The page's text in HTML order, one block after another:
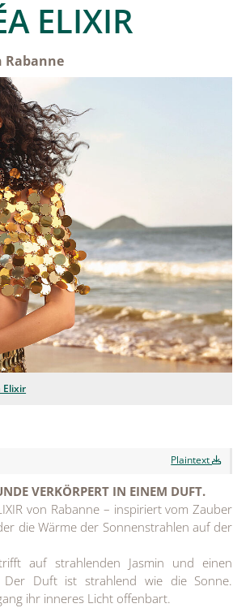
ELIXIR
Rabanne
Elixir
Plaintext
VERKÖRPERT IN EINEM DUFT.
von Rabanne – inspiriert vom Zauber
die Wärme der Sonnenstrahlen auf der
auf strahlenden Jasmin und einen
Der Duft ist strahlend wie die Sonne.
ihr inneres Licht offenbart.